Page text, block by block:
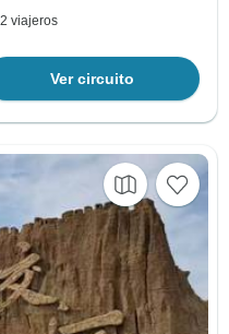
viajeros
Ver circuito